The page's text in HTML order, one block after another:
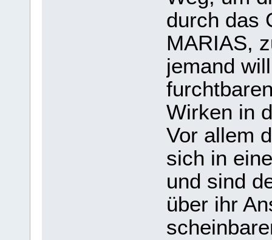
durch das
MARIAS,
jemand
Wirken in
Vor allem
sich in
und sind
über ihr